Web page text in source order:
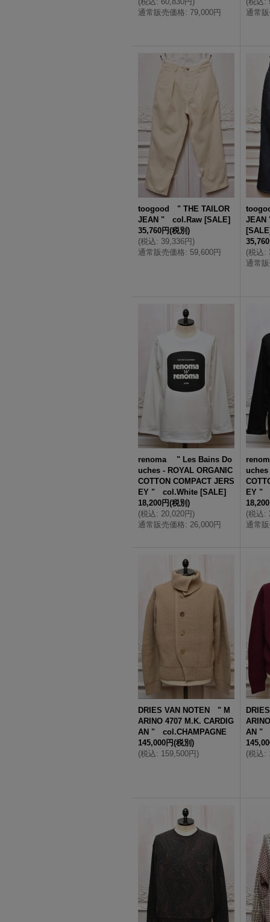
通常販売価格: 79,000円
通常
toogood " THE TAILOR
JEAN " col.Raw [SALE]
35,760円(税別)
(税込: 39,336円)
通常販売価格: 59,600円
[SALE
(税込:
通常
renoma " Les Bains Do
uches - ROYAL ORGANIC
COTTON COMPACT JERS
EY " col.White [SALE]
18,200円(税別)
(税込: 20,020円)
通常販売価格: 26,000円
uches
EY "
(税込:
通常
DRIES VAN NOTEN " M
ARINO 4707 M.K. CARDIG
AN " col.CHAMPAGNE
145,000円(税別)
(税込: 159,500円)
AN "
(税込: